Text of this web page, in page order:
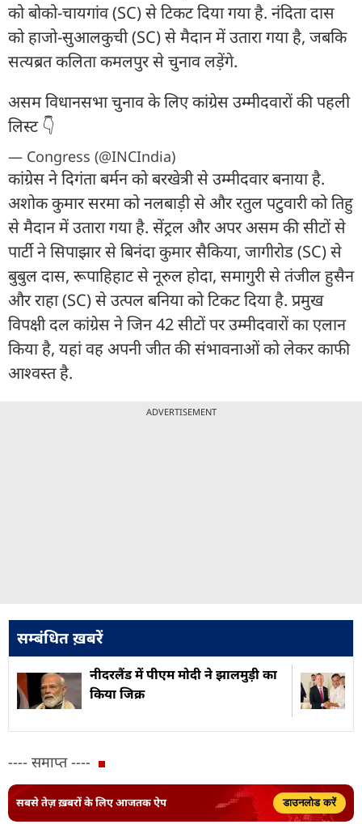
को बोको-चायगांव (SC) से टिकट दिया गया है. नंदिता दास
को हाजो-सुआलकुची (SC) से मैदान में उतारा गया है, जबकि
सत्यब्रत कलिता कमलपुर से चुनाव लड़ेंगे.
असम विधानसभा चुनाव के लिए कांग्रेस उम्मीदवारों की पहली
लिस्ट 👇
— Congress (@INCIndia)
कांग्रेस ने दिगंता बर्मन को बरखेत्री से उम्मीदवार बनाया है.
अशोक कुमार सरमा को नलबाड़ी से और रतुल पटुवारी को तिहु
से मैदान में उतारा गया है. सेंट्रल और अपर असम की सीटों से
पार्टी ने सिपाझार से बिनंदा कुमार सैकिया, जागीरोड (SC) से
बुबुल दास, रूपाहिहाट से नूरुल होदा, समागुरी से तंजील हुसैन
और राहा (SC) से उत्पल बनिया को टिकट दिया है. प्रमुख
विपक्षी दल कांग्रेस ने जिन 42 सीटों पर उम्मीदवारों का एलान
किया है, यहां वह अपनी जीत की संभावनाओं को लेकर काफी
आश्वस्त है.
ADVERTISEMENT
सम्बंधित ख़बरें
नीदरलैंड में पीएम मोदी ने झालमुड़ी का
किया जिक्र
---- समाप्त ----
सबसे तेज़ ख़बरों के लिए आजतक ऐप डाउनलोड करें